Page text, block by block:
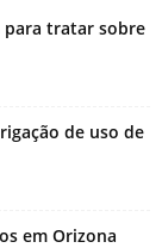
para tratar sobre
de uso de
em Orizona